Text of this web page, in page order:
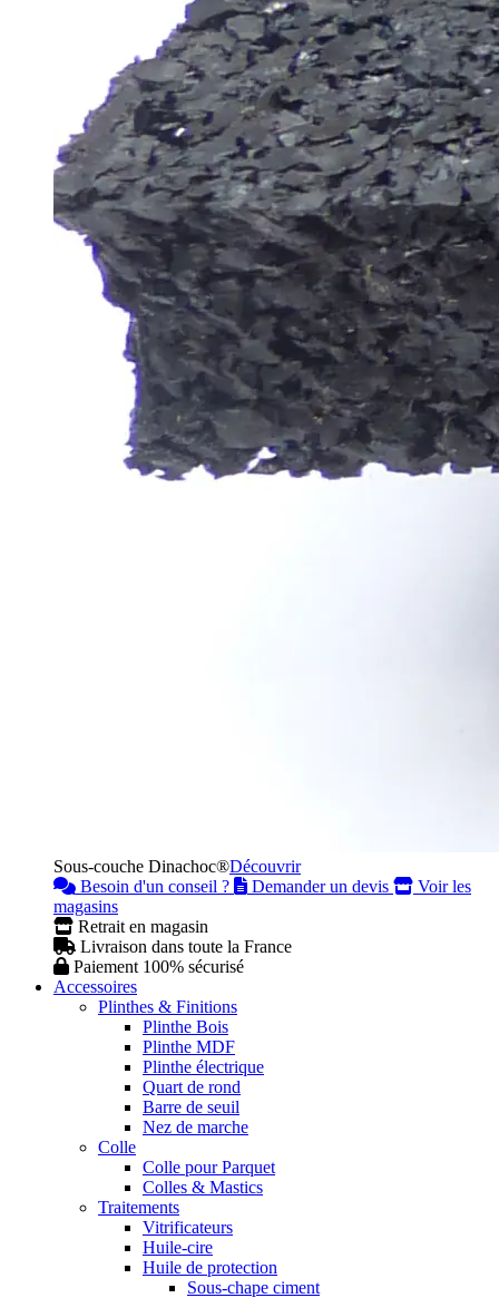
Sous-couche Dinachoc®Découvrir
Besoin d'un conseil ?
Demander un devis
Voir les
magasins
Retrait en magasin
Livraison dans toute la France
Paiement 100% sécurisé
Accessoires
Plinthes & Finitions
Plinthe Bois
Plinthe MDF
Plinthe électrique
Quart de rond
Barre de seuil
Nez de marche
Colle
Colle pour Parquet
Colles & Mastics
Traitements
Vitrificateurs
Huile-cire
Huile de protection
Sous-chape ciment